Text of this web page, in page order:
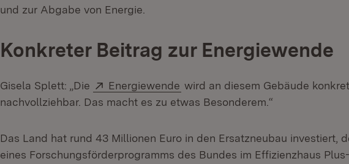
und zur Abgabe von Energie.
Konkreter Beitrag zur Energiewende
Gisela Splett: „Die Extern:
Energiewende (Öffnet in neuem Fenster)
wird an diesem Gebäude
nachvollziehbar. Das macht es zu etwas Besonderem.“
Das Land hat rund 43 Millionen Euro in den Ersatzneubau investiert,
eines Forschungsförderprogramms des Bundes im Effizienzhaus